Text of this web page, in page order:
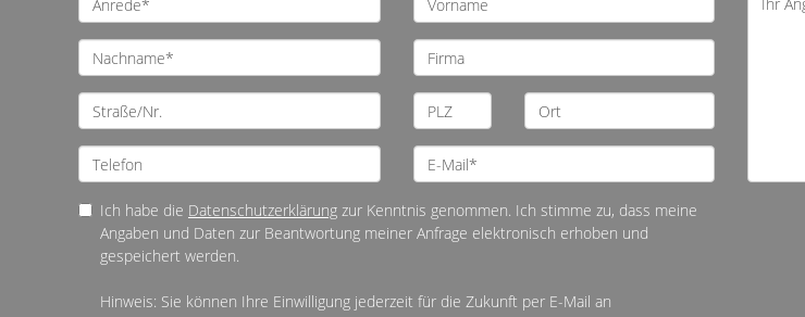
Ich habe die Datenschutzerklärung zur Kenntnis genommen. Ich stimme zu, dass meine
Angaben und Daten zur Beantwortung meiner Anfrage elektronisch erhoben und
gespeichert werden.
Hinweis: Sie können Ihre Einwilligung jederzeit für die Zukunft per E-Mail an